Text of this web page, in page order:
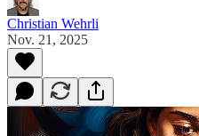
Christian Wehrli
Nov. 21, 2025